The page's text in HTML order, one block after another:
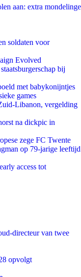
aan: extra mondelinge
soldaten voor
Evolved
bij
met babykonijntjes
games
Libanon, vergelding
na dickpic in
zege FC Twente
op 79-jarige leeftijd
access tot
directeur van twee
opvolgt